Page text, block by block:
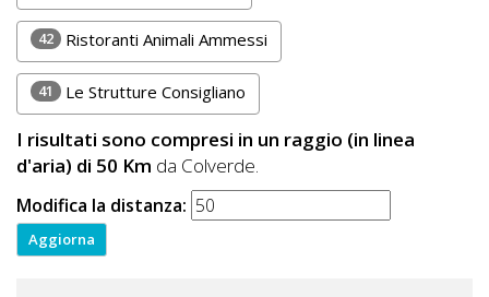
42 Ristoranti Animali Ammessi
41 Le Strutture Consigliano
I risultati sono compresi in un raggio (in linea
d'aria) di 50 Km da Colverde.
Modifica la distanza: